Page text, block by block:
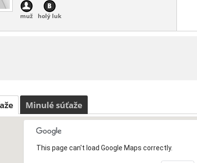
muž holý luk
Minulé súťaže
This page can't load Google Maps correctly.